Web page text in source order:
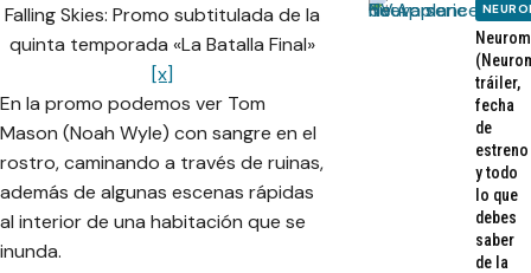
Falling Skies: Promo subtitulada de la
quinta temporada «La Batalla Final»
[x]
En la promo podemos ver Tom
Mason (Noah Wyle) con sangre en el
rostro, caminando a través de ruinas,
además de algunas escenas rápidas
al interior de una habitación que se
inunda.
tráiler,
fecha
de
estreno
y todo
lo que
debes
saber
de la